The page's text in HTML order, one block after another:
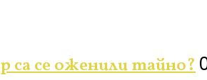
са се оженили тайно?